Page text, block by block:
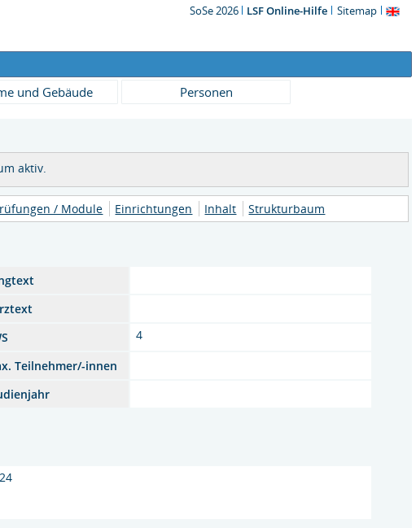
SoSe 2026 LSF Online-Hilfe Sitemap
und Gebäude Personen
aktiv.
/ Module Einrichtungen Inhalt Strukturbaum
4
Teilnehmer/-innen